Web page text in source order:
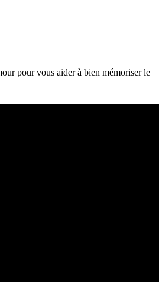
pour vous aider à bien mémoriser le